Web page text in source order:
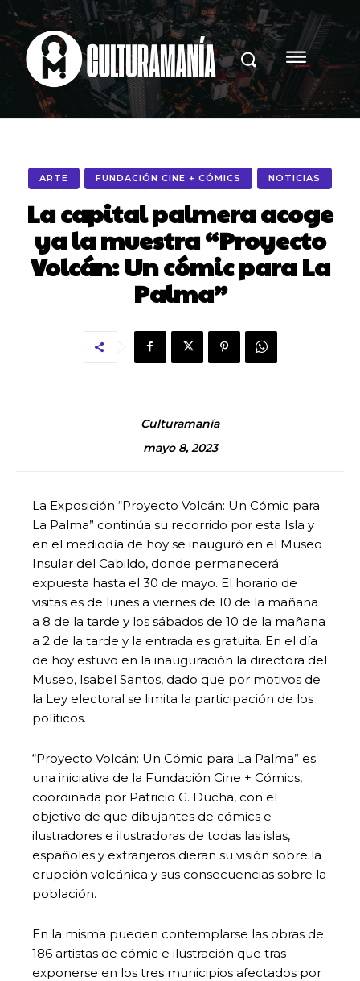
ARTE FUNDACIÓN CINE + CÓMICS NOTICIAS
La capital palmera acoge
ya la muestra “Proyecto
Volcán: Un cómic para La
Palma”
Culturamanía
mayo 8, 2023
La Exposición “Proyecto Volcán: Un Cómic para
La Palma” continúa su recorrido por esta Isla y
en el mediodía de hoy se inauguró en el Museo
Insular del Cabildo, donde permanecerá
expuesta hasta el 30 de mayo. El horario de
visitas es de lunes a viernes de 10 de la mañana
a 8 de la tarde y los sábados de 10 de la mañana
a 2 de la tarde y la entrada es gratuita. En el día
de hoy estuvo en la inauguración la directora del
Museo, Isabel Santos, dado que por motivos de
la Ley electoral se limita la participación de los
políticos.
“Proyecto Volcán: Un Cómic para La Palma” es
una iniciativa de la Fundación Cine + Cómics,
coordinada por Patricio G. Ducha, con el
objetivo de que dibujantes de cómics e
ilustradores e ilustradoras de todas las islas,
españoles y extranjeros dieran su visión sobre la
erupción volcánica y sus consecuencias sobre la
población.
En la misma pueden contemplarse las obras de
186 artistas de cómic e ilustración que tras
exponerse en los tres municipios afectados por